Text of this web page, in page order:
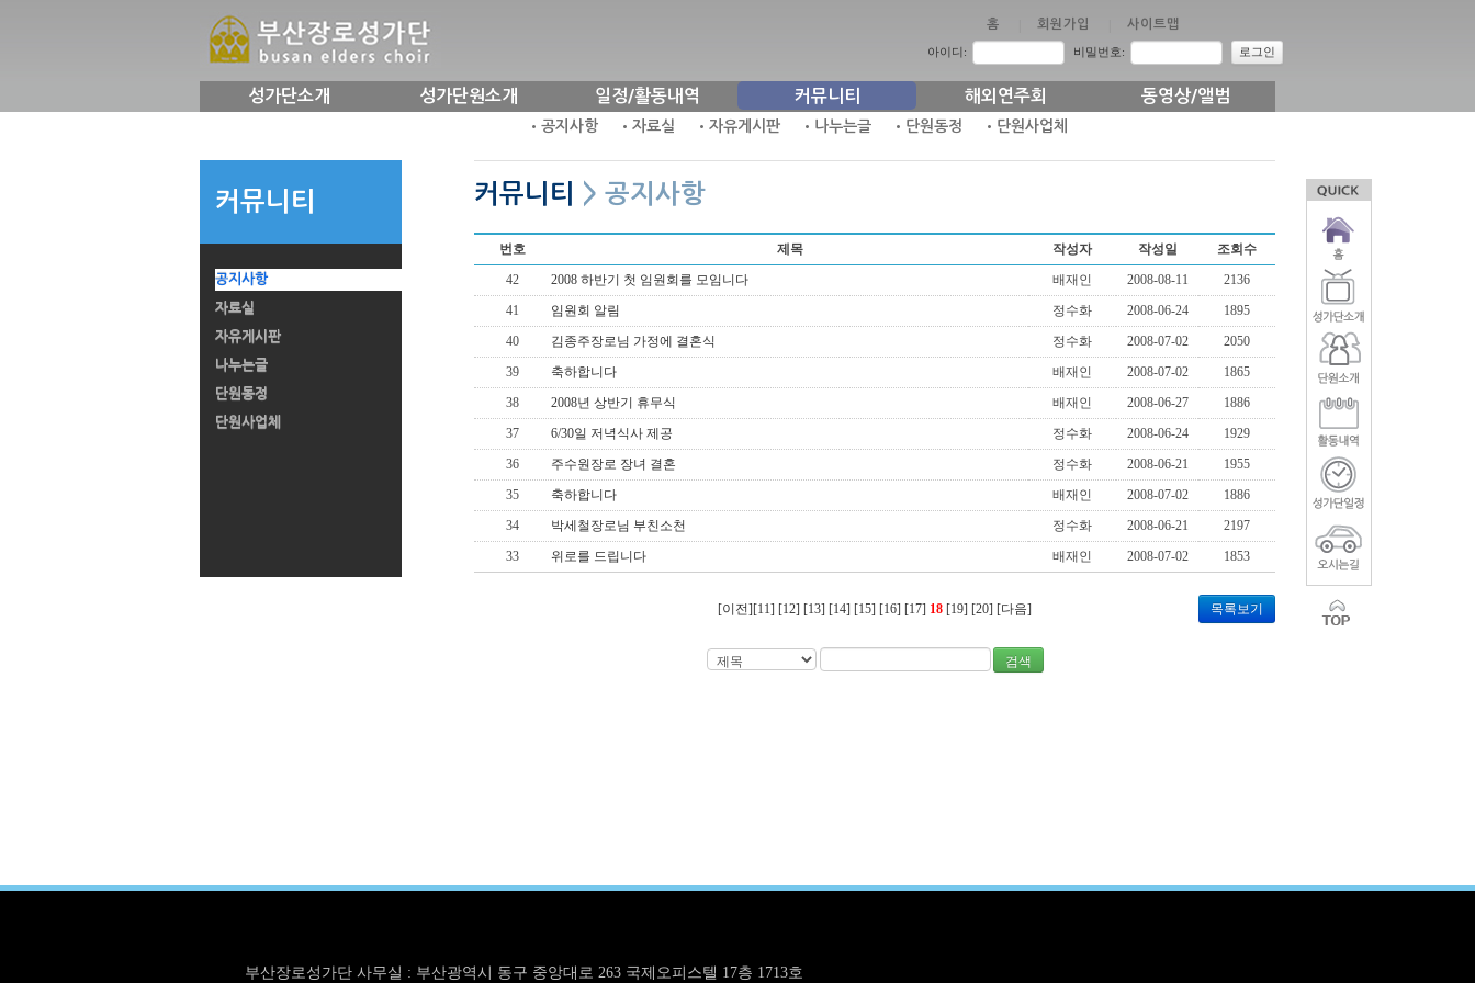
홈 회원가입 사이트맵
아이디: 비밀번호: 로그인
성가단소개 성가단원소개 일정/활동내역 커뮤니티
•공지사항 •자료실 •자유게시판 •나누는글 •단원동정 •단원사업체
해외연주회 동영상/앨범
커뮤니티
공지사항
자료실
자유게시판
나누는글
단원동정
단원사업체
커뮤니티 > 공지사항
번호 제목 작성자 작성일
조회수
42
2008 하반기 첫 임원회를 모임니다 배재인 2008-08-11
2136
41
임원회 알림 정수화 2008-06-24
1895
40
김종주장로님 가정에 결혼식 정수화 2008-07-02
2050
39
축하합니다 배재인 2008-07-02
1865
38
2008년 상반기 휴무식 배재인 2008-06-27
1886
37
6/30일 저녁식사 제공 정수화 2008-06-24
1929
36
주수원장로 장녀 결혼 정수화 2008-06-21
1955
35
축하합니다 배재인 2008-07-02
1886
34
박세철장로님 부친소천 정수화 2008-06-21
2197
33
위로를 드립니다 배재인 2008-07-02 1853
[이전][11] [12] [13] [14] [15] [16] [17] 18 [19] [20] [다음] 목록보기
검색
부산장로성가단 사무실 : 부산광역시 동구 중앙대로 263 국제오피스텔 17층 1713호